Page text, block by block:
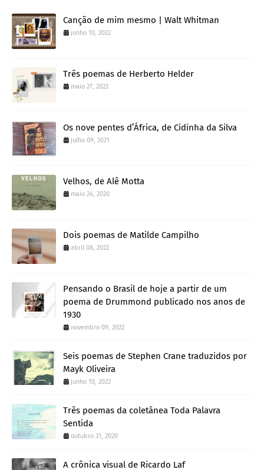
Canção de mim mesmo | Walt Whitman
junho 10, 2022
Três poemas de Herberto Helder
maio 27, 2022
Os nove pentes d’África, de Cidinha da Silva
julho 09, 2021
Velhos, de Alê Motta
maio 24, 2020
Dois poemas de Matilde Campilho
abril 08, 2022
Pensando o Brasil de hoje a partir de um
poema de Drummond publicado nos anos de
1930
novembro 09, 2022
Seis poemas de Stephen Crane traduzidos por
Mayk Oliveira
junho 10, 2022
Três poemas da coletânea Toda Palavra
Sentida
outubro 31, 2020
A crônica visual de Ricardo Laf